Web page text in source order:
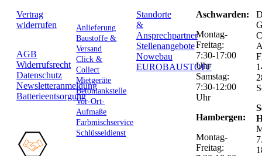
Vertrag
widerrufen
AGB
Widerrufsrecht
Datenschutz
Newsletteranmeldung
Batterieentsorgung
Anlieferung
Baustoffe &
Versand
Click &
Collect
Mietgeräte
Betontankstelle
Vor-Ort-
Aufmaße
Farbmischservice
Schlüsseldienst
Standorte
&
Ansprechpartner
Stellenangebote
Nowebau
EUROBAUSTOFF
Aschwarden:
Montag-
Freitag:
7:30-17:00
Uhr
Samstag:
7:30-12:00
Uhr
Hambergen:
Montag-
Freitag: